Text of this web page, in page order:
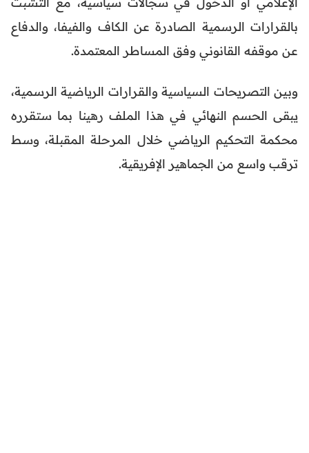
بالقرارات الرسمية الصادرة عن الكاف والفيفا، والدفاع
عن موقفه القانوني وفق المساطر المعتمدة.
وبين التصريحات السياسية والقرارات الرياضية الرسمية،
يبقى الحسم النهائي في هذا الملف رهينا بما ستقرره
محكمة التحكيم الرياضي خلال المرحلة المقبلة، وسط
ترقب واسع من الجماهير الإفريقية.